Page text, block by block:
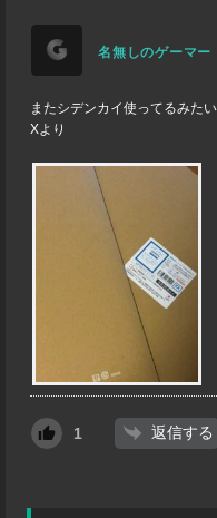
名無しのゲーマー
またシデンカイ使ってるみた
Xより
1 返信する